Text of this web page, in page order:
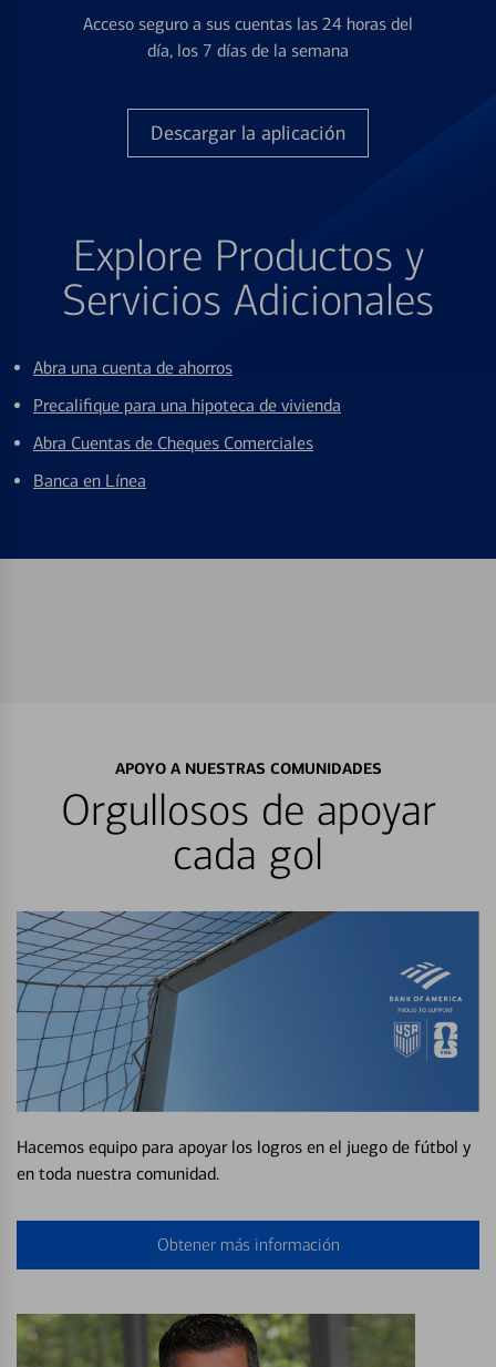
Acceso seguro a sus cuentas las 24 horas del
día, los 7 días de la semana
Descargar la aplicación
Explore Productos y
Servicios Adicionales
Abra una cuenta de ahorros
Precalifique para una hipoteca de vivienda
Abra Cuentas de Cheques Comerciales
Banca en Línea
APOYO A NUESTRAS COMUNIDADES
Orgullosos de apoyar
cada gol
Hacemos equipo para apoyar los logros en el juego de fútbol y
en toda nuestra comunidad.
Obtener más información